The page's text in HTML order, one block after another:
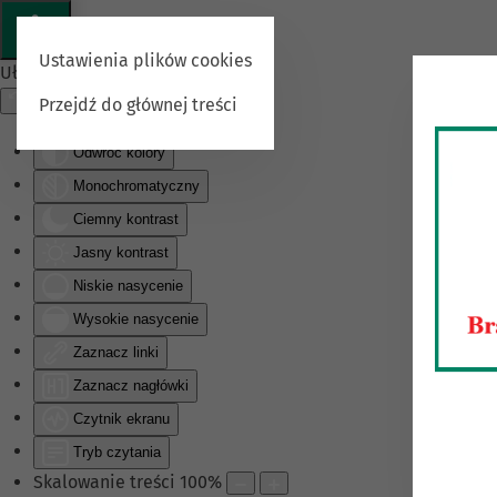
Ułatwienia dostępu
Odwróć kolory
Monochromatyczny
Ciemny kontrast
Jasny kontrast
Niskie nasycenie
Wysokie nasycenie
Zaznacz linki
Zaznacz nagłówki
Czytnik ekranu
Tryb czytania
Skalowanie treści 100%
Ustawienia plików cookies
Przejdź do głównej treści